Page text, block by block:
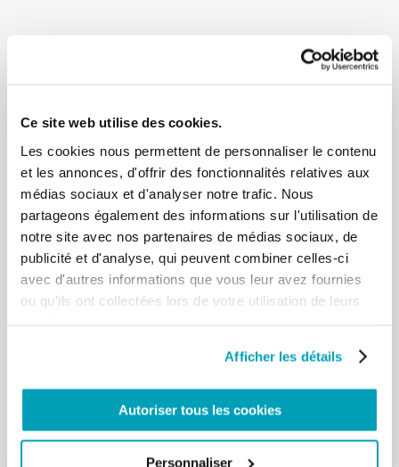
Ce site web utilise des cookies.
Les cookies nous permettent de personnaliser le contenu
et les annonces, d'offrir des fonctionnalités relatives aux
médias sociaux et d'analyser notre trafic. Nous
partageons également des informations sur l'utilisation de
notre site avec nos partenaires de médias sociaux, de
publicité et d'analyse, qui peuvent combiner celles-ci
avec d'autres informations que vous leur avez fournies
ou qu'ils ont collectées lors de votre utilisation de leurs
Afficher les détails
Autoriser tous les cookies
Personnaliser
Voici le Message du pape François pour la Journée
soutenir auprès de votre gouvernement.
RELATED POSTS: